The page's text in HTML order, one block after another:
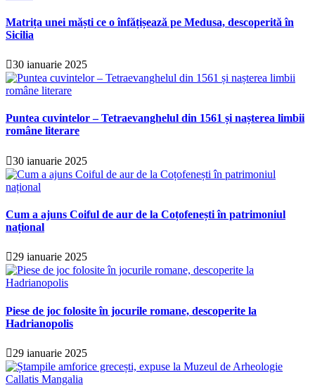
Matrița unei măști ce o înfățișează pe Medusa, descoperită în
Sicilia
30 ianuarie 2025
Puntea cuvintelor – Tetraevanghelul din 1561 și nașterea limbii
române literare
30 ianuarie 2025
Cum a ajuns Coiful de aur de la Coțofenești în patrimoniul
național
29 ianuarie 2025
Piese de joc folosite în jocurile romane, descoperite la
Hadrianopolis
29 ianuarie 2025